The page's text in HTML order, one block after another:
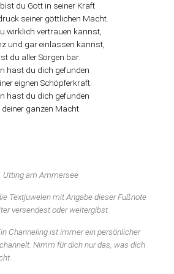
du Gott in seiner Kraft
seiner göttlichen Macht.
wirklich vertrauen kannst,
und gar einlassen kannst,
du aller Sorgen bar.
hast du dich gefunden
eignen Schöpferkraft.
hast du dich gefunden
deiner ganzen Macht.
Utting am Ammersee
Textjuwelen mit Angabe dieser Fußnote
versendest oder weitergibst.
Channeling ist immer ein persönlicher
Nimm für dich nur das, was dich